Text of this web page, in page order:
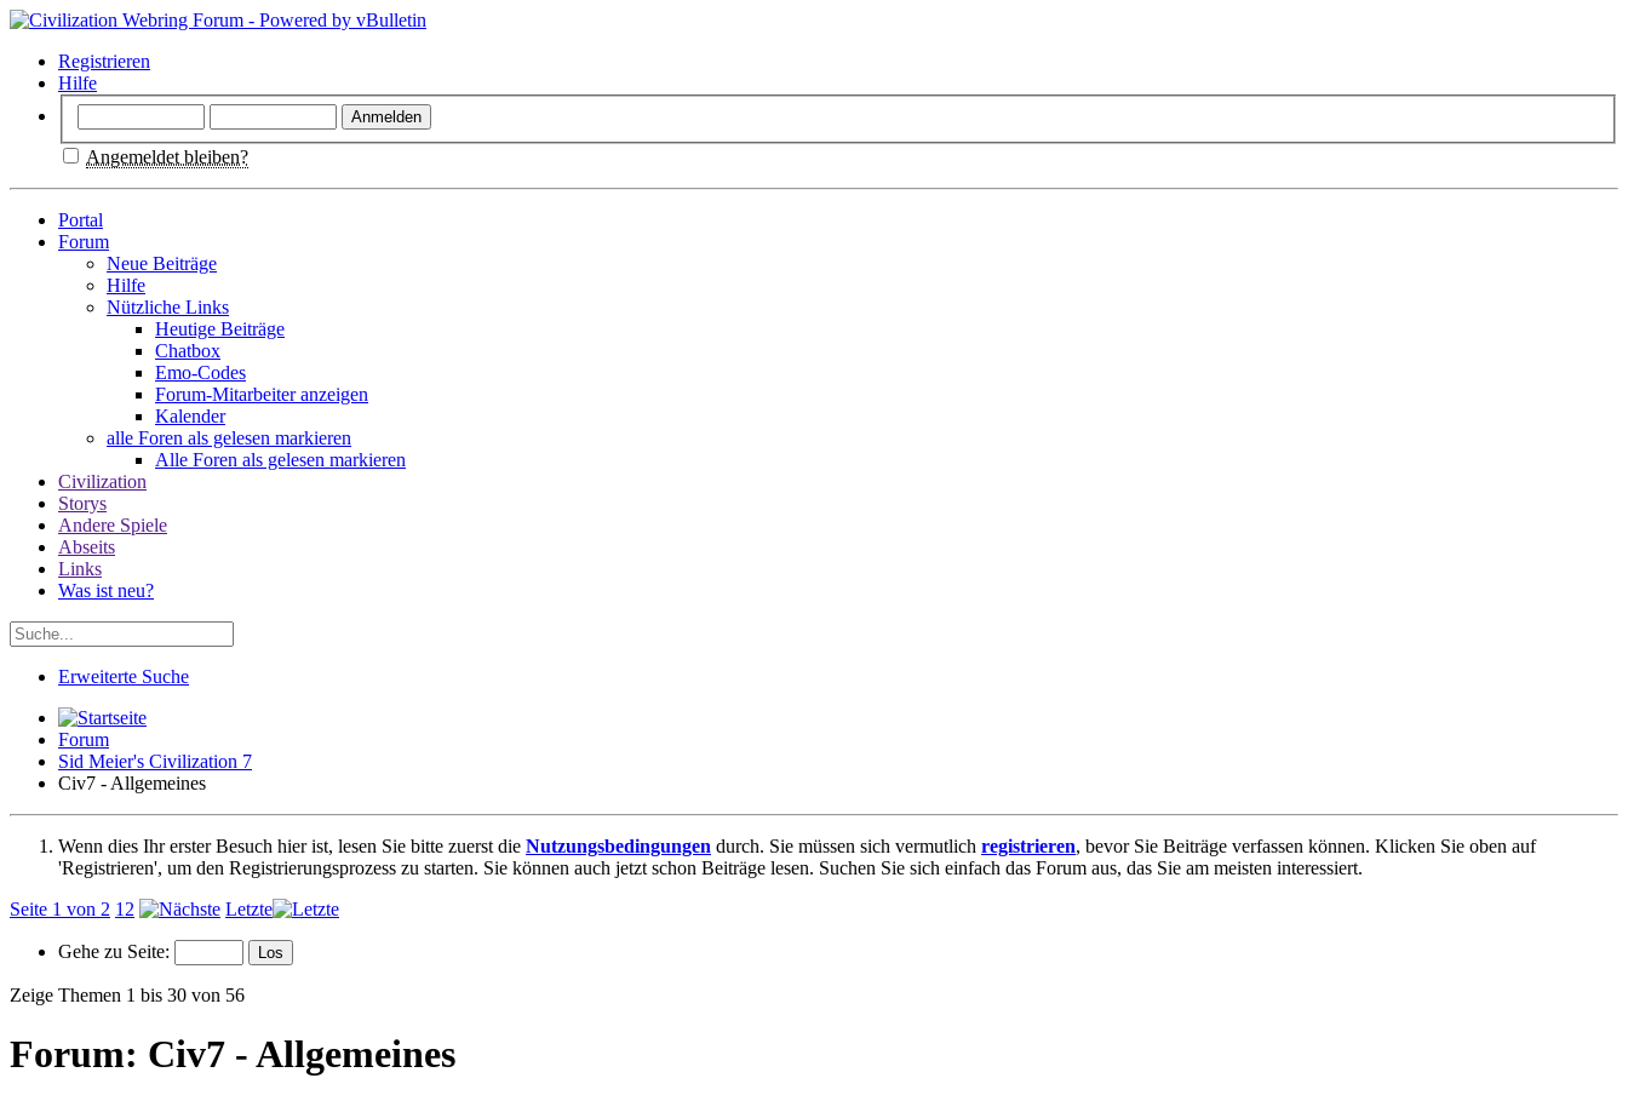
Registrieren
Hilfe
Angemeldet bleiben?
Portal
Forum
Neue Beiträge
Hilfe
Nützliche Links
Heutige Beiträge
Chatbox
Emo-Codes
Forum-Mitarbeiter anzeigen
Kalender
alle Foren als gelesen markieren
Alle Foren als gelesen markieren
Civilization
Storys
Andere Spiele
Abseits
Links
Was ist neu?
Erweiterte Suche
Forum
Sid Meier's Civilization 7
Civ7 - Allgemeines
Wenn dies Ihr erster Besuch hier ist, lesen Sie bitte zuerst die Nutzungsbedingungen durch. Sie müssen sich vermutlich registrieren, bevor Sie Beiträge verfassen können. Klicken Sie oben auf
'Registrieren', um den Registrierungsprozess zu starten. Sie können auch jetzt schon Beiträge lesen. Suchen Sie sich einfach das Forum aus, das Sie am meisten interessiert.
Seite 1 von 2 1 2 Letzte
Gehe zu Seite:
Zeige Themen 1 bis 30 von 56
Forum: Civ7 - Allgemeines